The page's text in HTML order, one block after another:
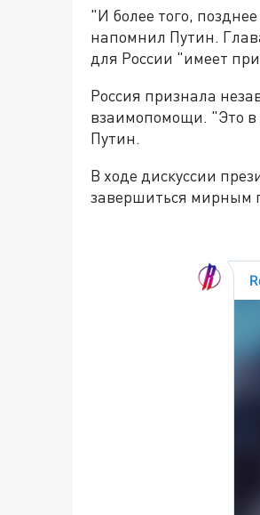
"И более того,
напомнил Путин.
для России "имеет
Россия признала
взаимопомощи. "Это в
Путин.
В ходе дискуссии
завершиться мирным